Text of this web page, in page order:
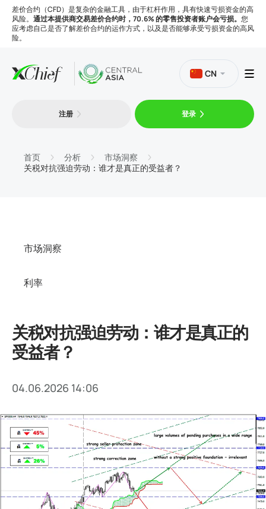
差价合约（CFD）是复杂的金融工具，由于杠杆作用，具有快速亏损资金的高
风险。 通过本提供商交易差价合约时，70.6% 的零售投资者账户会亏损。 您
应考虑自己是否了解差价合约的运作方式，以及是否能够承受亏损资金的高风
险。
平台
CN
注册 登录
首页 分析
市场洞察
关税对抗强迫劳动：谁才是真正的受益者？
市场洞察
利率
关税对抗强迫劳动：谁才是真正的
受益者？
04.06.2026 14:06